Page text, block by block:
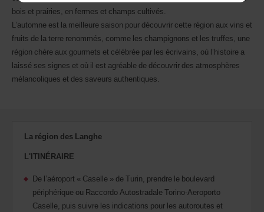
bois et prairies, en fermes et champs cultivés.
L’automne est la meilleure saison pour découvrir cette région aux vins et
fruits de la terre renommés, comme les champignons et les truffes, une
région chère aux gourmets et célébrée par les écrivains, où l’histoire a
laissé ses signes et où il est agréable de découvrir des atmosphères
mélancoliques et des saveurs authentiques.
La région des Langhe
L'ITINÉRAIRE
De l’aéroport « Caselle » de Turin, prendre le boulevard
périphérique ou Raccordo Autostradale Torino-Aeroporto
Caselle, puis suivre les indications pour les autoroutes et